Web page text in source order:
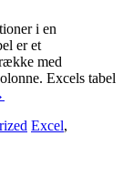
i en
er et
med
Excels tabel
Excel,